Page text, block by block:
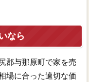
なら
郡与那原町で家を売
場に合った適切な価